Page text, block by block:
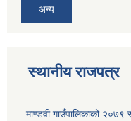
अन्य
स्थानीय राजपत्र
माण्डवी गाउँपालिकाको २०७९